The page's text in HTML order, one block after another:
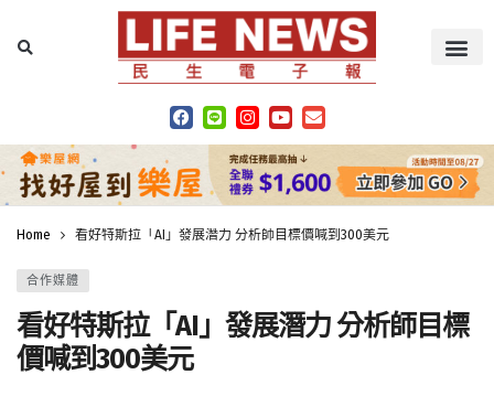
Home 看好特斯拉「AI」發展潛力 分析師目標價喊到300美元
合作媒體
看好特斯拉「AI」發展潛力 分析師目標
價喊到300美元